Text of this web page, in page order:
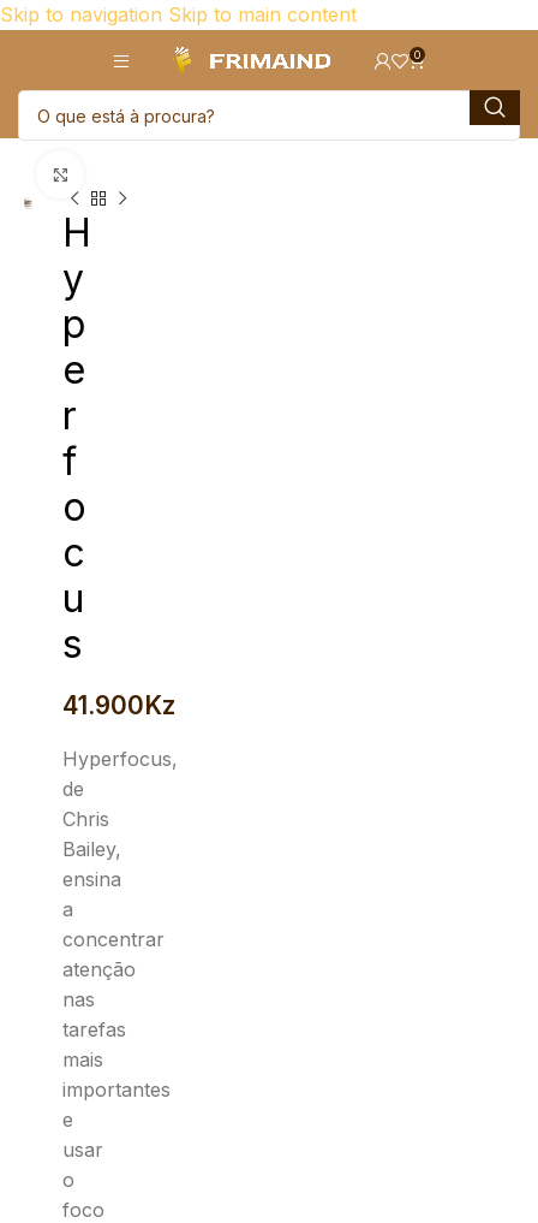
Skip to navigation Skip to main content
0
H
y
p
e
r
f
o
c
u
s
41.900Kz
Hyperfocus,
de
Chris
Bailey,
ensina
a
concentrar
atenção
nas
tarefas
mais
importantes
e
usar
o
foco